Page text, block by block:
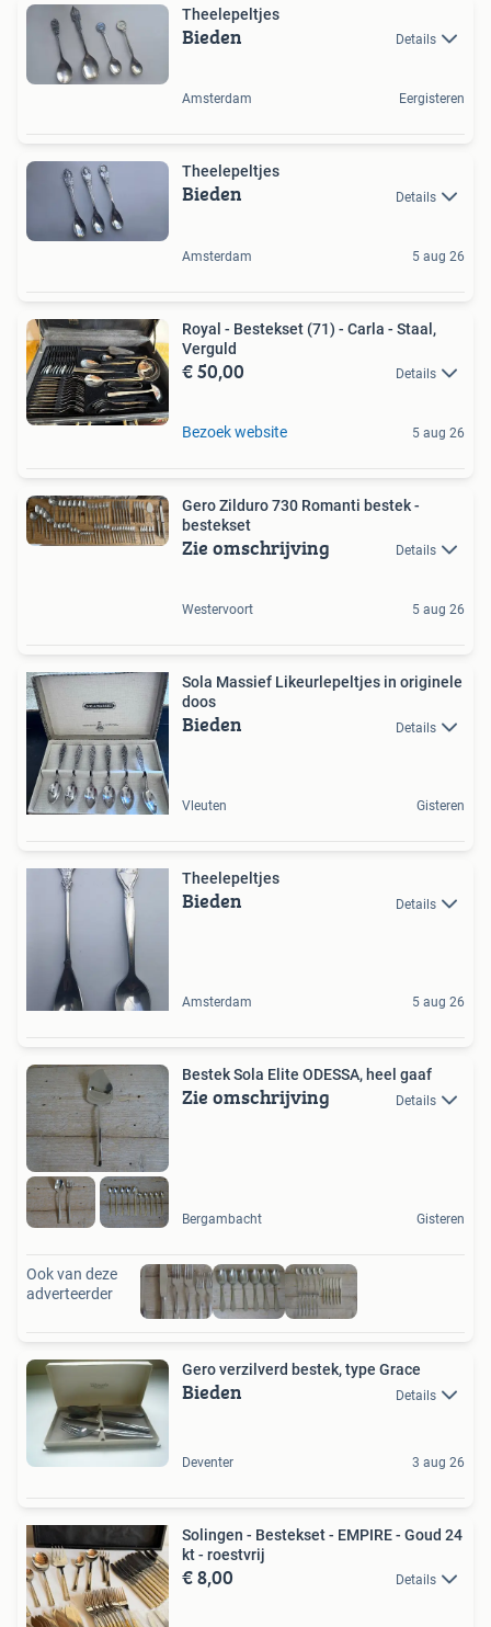
Theelepeltjes
Bieden Details
Amsterdam Eergisteren
Theelepeltjes
Bieden Details
Amsterdam 5 aug 26
Royal - Bestekset (71) - Carla - Staal,
Verguld
€ 50,00 Details
Bezoek website 5 aug 26
Gero Zilduro 730 Romanti bestek -
bestekset
Zie omschrijving Details
Westervoort 5 aug 26
Sola Massief Likeurlepeltjes in originele
doos
Bieden Details
Vleuten Gisteren
Theelepeltjes
Bieden Details
Amsterdam 5 aug 26
Bestek Sola Elite ODESSA, heel gaaf
Zie omschrijving Details
Bergambacht Gisteren
Ook van deze
adverteerder
Gero verzilverd bestek, type Grace
Bieden Details
Deventer 3 aug 26
Solingen - Bestekset - EMPIRE - Goud 24
kt - roestvrij
€ 8,00 Details